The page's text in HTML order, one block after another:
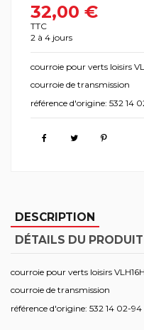
32,00 €
TTC
2 à 4 jours
courroie pour verts loisirs
courroie de transmission
référence d'origine: 532 14
DESCRIPTION
DÉTAILS DU PRODUIT
courroie pour verts loisirs
courroie de transmission
référence d'origine: 532 14 02-94